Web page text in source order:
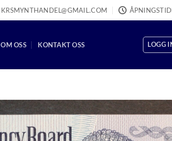
KRSMYNTHANDEL@GMAIL.COM
OM OSS KONTAKT OSS LOGG